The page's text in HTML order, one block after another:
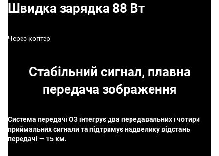
Швидка зарядка 88 Вт
Через коптер
Стабільний сигнал, плавна
передача зображення
Система передачі O3 інтегрує два передавальних і чотири
приймальних сигнали та підтримує надвелику відстань
передачі — 15 км.